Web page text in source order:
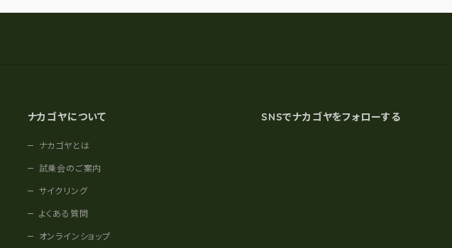
ナカゴヤについて
ナカゴヤとは
試乗会のご案内
サイクリング
よくある質問
オンラインショップ
SNSでナカゴヤをフォローする